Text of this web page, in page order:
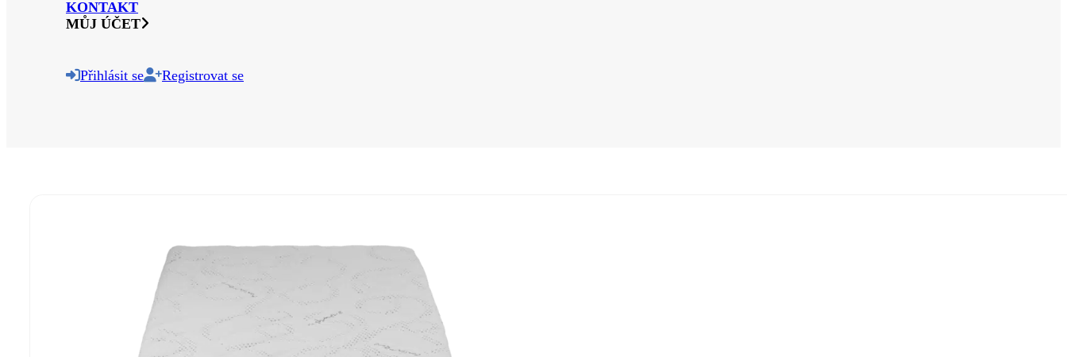
KONTAKT
MŮJ ÚČET
Přihlásit se Registrovat se